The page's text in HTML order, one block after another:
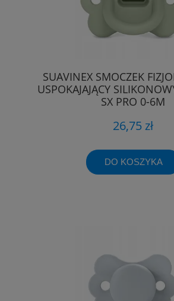
SUAVINEX SMOCZEK
USPOKAJAJĄCY
SX PRO 0-6M
26,75 zł
DO KOSZYKA